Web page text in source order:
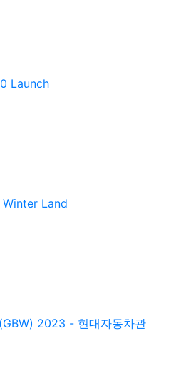
Launch
Land
2023 - 현대자동차관